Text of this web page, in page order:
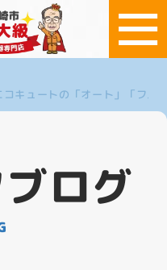
コキュートの「オート」「フル
ログ